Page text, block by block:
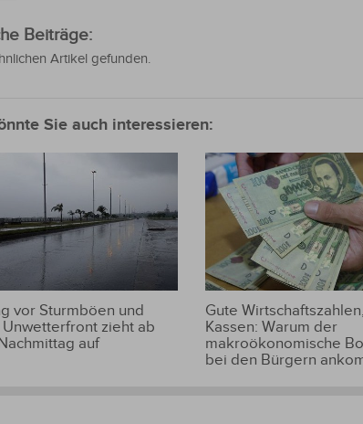
Beiträge:
Artikel gefunden.
Sie auch interessieren:
vor Sturmböen und
zieht ab
auf
Gute
Kassen: Warum der
makroökonomische
bei den Bürgern